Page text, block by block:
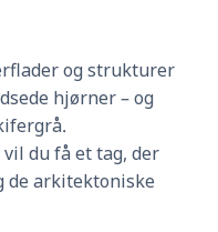
og strukturer
hjørner – og
du få et tag, der
de arkitektoniske